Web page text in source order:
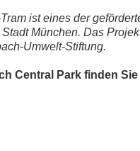
ist eines der
München. Das
Umwelt-Stiftung.
Central Park finden